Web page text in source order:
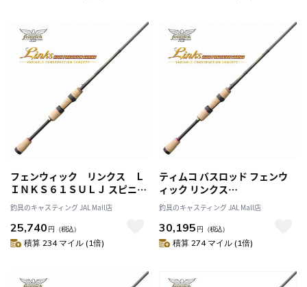
フェンウィック リンクス Ｌ
ＩＮＫＳ６１ＳＵＬＪ スピニン
グ
釣具のキャスティング JAL Mall店
25,740 円 （税込）
積算 234 マイル (1倍)
ティムコ バスロッド フェンウ
ィック リンクス
LINKS610SULP＋J スピニング
釣具のキャスティング JAL Mall店
30,195 円 （税込）
積算 274 マイル (1倍)